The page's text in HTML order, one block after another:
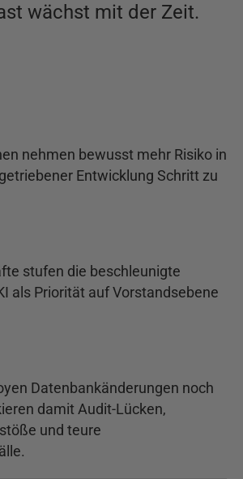
wächst mit der Zeit.
nehmen bewusst mehr Risiko in
Entwicklung Schritt zu
stufen die beschleunigte
als Priorität auf Vorstandsebene
Datenbankänderungen noch
damit Audit-Lücken,
und teure